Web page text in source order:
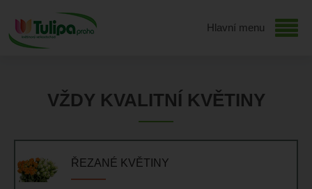
Hlavní menu
VŽDY KVALITNÍ KVĚTINY
ŘEZANÉ KVĚTINY